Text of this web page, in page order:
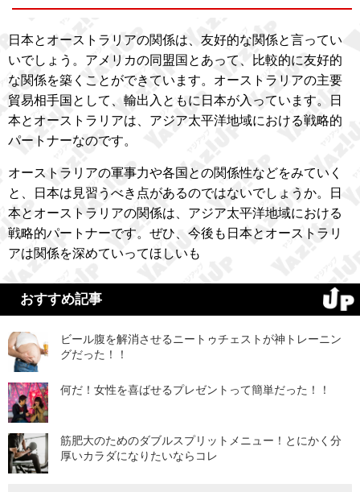
日本とオーストラリアの関係は、友好的な関係と言ってい
いでしょう。アメリカの同盟国とあって、比較的に友好的
な関係を築くことができています。オーストラリアの主要
貿易相手国として、輸出入ともに日本が入っています。日
本とオーストラリアは、アジア太平洋地域における戦略的
パートナーなのです。
オーストラリアの軍事力や各国との関係性などをみていく
と、日本は見習うべき点があるのではないでしょうか。日
本とオーストラリアの関係は、アジア太平洋地域における
戦略的パートナーです。ぜひ、今後も日本とオーストラリ
アは関係を深めていってほしいも
おすすめ記事
ビール腹を解消させるニートゥチェストが神トレーニン
グだった！！
何だ！女性を喜ばせるプレゼントって簡単だった！！
筋肥大のためのダブルスプリットメニュー！とにかく分
厚いカラダになりたいならコレ